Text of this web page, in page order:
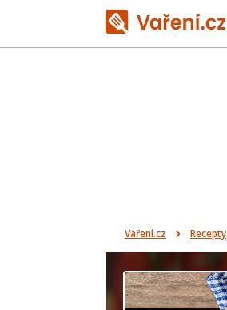
Vaření.cz Recepty